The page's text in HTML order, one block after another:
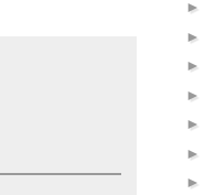
►
►
►
►
►
►
►